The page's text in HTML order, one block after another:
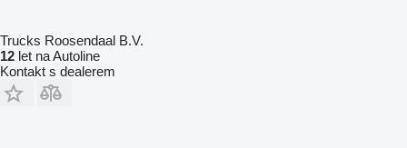
Trucks Roosendaal B.V.
12 let na Autoline
Kontakt s dealerem